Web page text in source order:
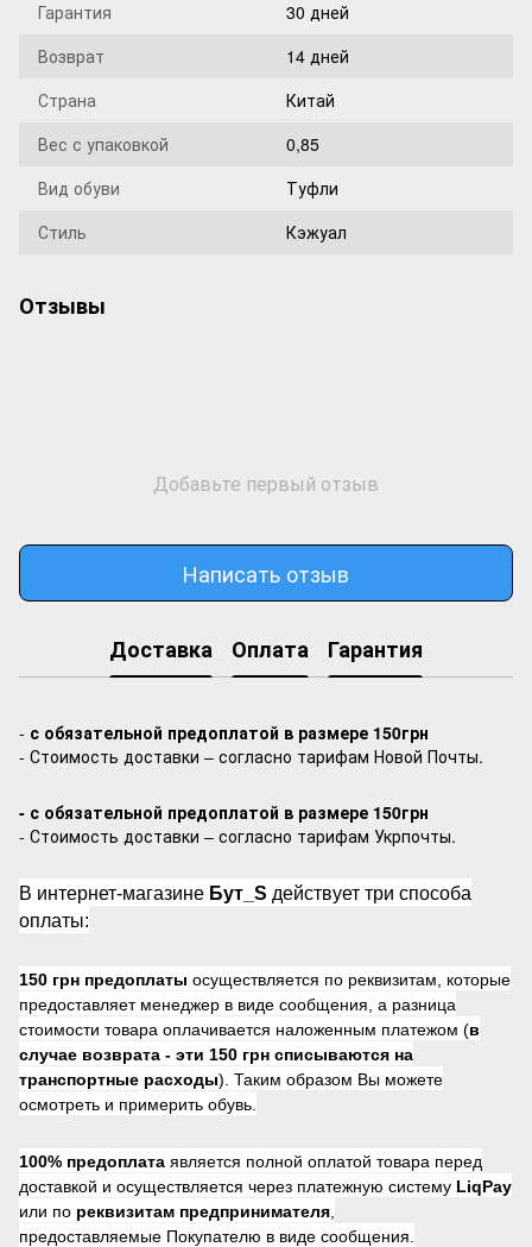
Гарантия
30 дней
Возврат
14 дней
Страна
Китай
Вес с упаковкой
0,85
Вид обуви
Туфли
Стиль
Кэжуал
Отзывы
Добавьте первый отзыв
Написать отзыв
Доставка Оплата Гарантия
- с обязательной предоплатой в размере 150грн
- Стоимость доставки – согласно тарифам Новой Почты.
- с обязательной предоплатой в размере 150грн
- Стоимость доставки – согласно тарифам Укрпочты.
В интернет-магазине Бут_S действует три способа
оплаты:
150 грн предоплаты осуществляется по реквизитам, которые
предоставляет менеджер в виде сообщения, а разница
стоимости товара оплачивается наложенным платежом (в
случае возврата - эти 150 грн списываются на
транспортные расходы). Таким образом Вы можете
осмотреть и примерить обувь.
100% предоплата является полной оплатой товара перед
доставкой и осуществляется через платежную систему LiqPay
или по реквизитам предпринимателя
предоставляемые Покупателю в виде сообщения.